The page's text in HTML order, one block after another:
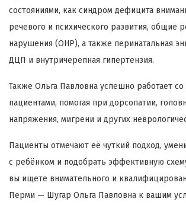
состояниями, как синдром дефицита
речевого и психического развития, общие
нарушения (ОНР), а также перинатальная
ДЦП и внутричерепная гипертензия.
Также Ольга Павловна успешно работает
пациентами, помогая при дорсопатии,
напряжения, мигрени и других
Пациенты отмечают её чуткий подход,
с ребёнком и подобрать эффективную
вы ищете внимательного и
Перми — Шугар Ольга Павловна к вашим